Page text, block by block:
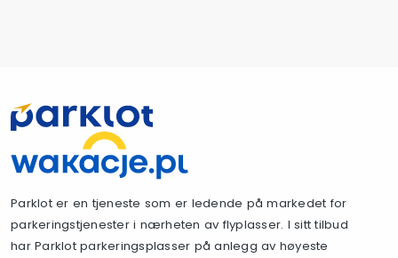
Parklot er en tjeneste som er ledende på markedet for
parkeringstjenester i nærheten av flyplasser. I sitt tilbud
har Parklot parkeringsplasser på anlegg av høyeste